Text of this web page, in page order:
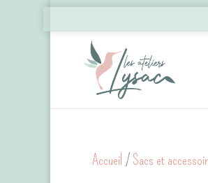
Accueil / Sacs et